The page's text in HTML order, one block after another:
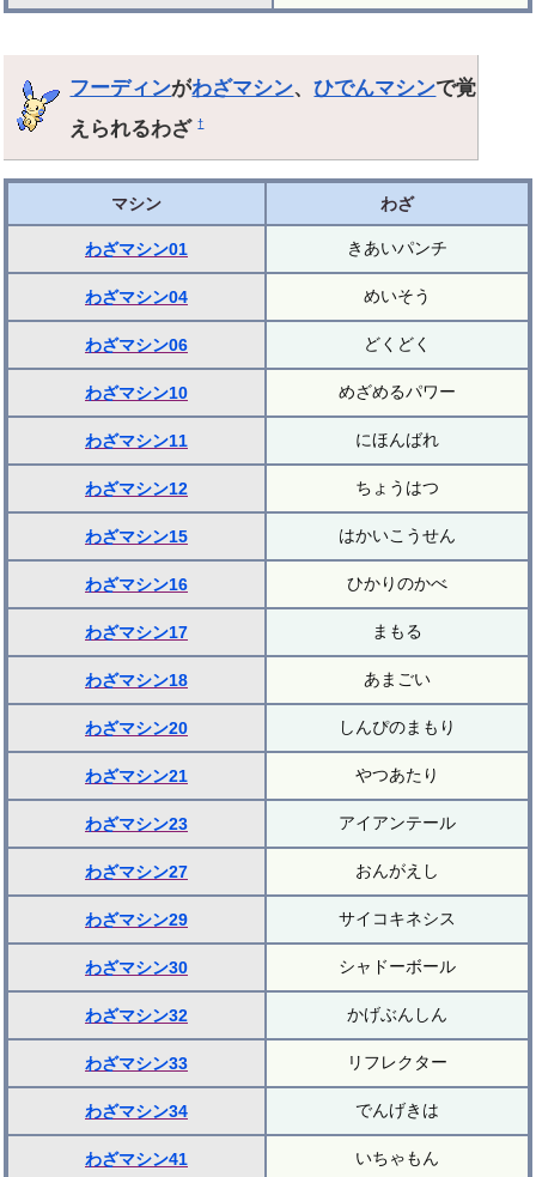
フーディンがわざマシン、ひでんマシンで覚
えられるわざ†
マシン わざ
わざマシン01 きあいパンチ
わざマシン04 めいそう
わざマシン06 どくどく
わざマシン10 めざめるパワー
わざマシン11 にほんばれ
わざマシン12 ちょうはつ
わざマシン15 はかいこうせん
わざマシン16 ひかりのかべ
わざマシン17 まもる
わざマシン18 あまごい
わざマシン20 しんぴのまもり
わざマシン21 やつあたり
わざマシン23 アイアンテール
わざマシン27 おんがえし
わざマシン29 サイコキネシス
わざマシン30 シャドーボール
わざマシン32 かげぶんしん
わざマシン33 リフレクター
わざマシン34 でんげきは
わざマシン41 いちゃもん